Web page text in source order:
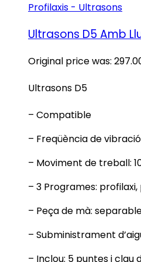
Profilaxis - Ultrasons
Ultrasons D5 Amb
Original price was:
Ultrasons D5
– Compatible
– Freqüència de
– Moviment de treball:
– 3 Programes:
– Peça de mà:
– Subministrament
– Inclou: 5 puntes i